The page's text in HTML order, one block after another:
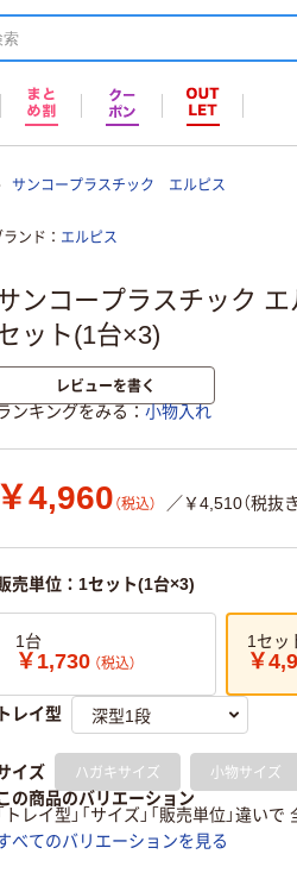
サンコープラスチック エルピス
ランド エルピス
ンコープラスチック
ット(1台×3)
レビューを書く
ンキングをみる 小物入れ
￥4,960 （税込） ／￥4,510（税抜き
売単位：1セット(1台×3)
1台
￥1,730 （税込）
1セッ
￥
トレイ型
イズ ハガキサイズ 小物サイズ
の商品のバリエーション
トレイ型」「サイズ」「販売単位」違い
べてのバリエーションを見る